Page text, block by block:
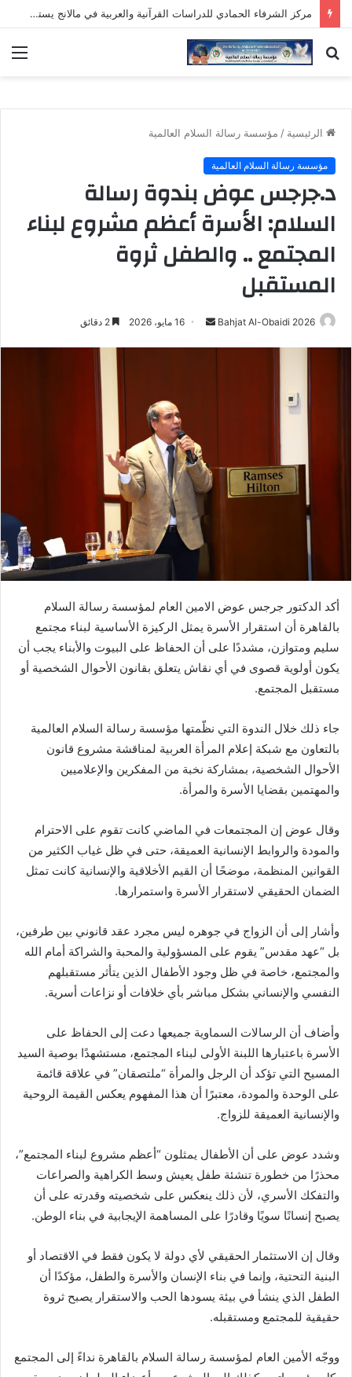
مركز الشرفاء الحمادي للدراسات القرآنية والعربية في مالانج يستهل نشاطه بمناقشة رسالة دكتوراه وافتتاح دورة علمية لمدرسي اللغة العربية
بحث
الرئيسية / مؤسسة رسالة السلام العالمية
مؤسسة رسالة السلام العالمية
د.جرجس عوض بندوة رسالة
السلام: الأسرة أعظم مشروع لبناء
المجتمع .. والطفل ثروة
المستقبل
Bahjat Al-Obaidi 2026
أرسل 16 مايو، 2026
أكد الدكتور جرجس عوض الامين العام لمؤسسة رسالة السلام
بالقاهرة أن استقرار الأسرة يمثل الركيزة الأساسية لبناء مجتمع
سليم ومتوازن، مشددًا على أن الحفاظ على البيوت والأبناء يجب أن
يكون أولوية قصوى في أي نقاش يتعلق بقانون الأحوال الشخصية أو
مستقبل المجتمع.
جاء ذلك خلال الندوة التي نظّمتها مؤسسة رسالة السلام العالمية
بالتعاون مع شبكة إعلام المرأة العربية لمناقشة مشروع قانون
الأحوال الشخصية، بمشاركة نخبة من المفكرين والإعلاميين
والمهتمين بقضايا الأسرة والمرأة.
وقال عوض إن المجتمعات في الماضي كانت تقوم على الاحترام
والمودة والروابط الإنسانية العميقة، حتى في ظل غياب الكثير من
القوانين المنظمة، موضحًا أن القيم الأخلاقية والإنسانية كانت تمثل
الضمان الحقيقي لاستقرار الأسرة واستمرارها.
وأشار إلى أن الزواج في جوهره ليس مجرد عقد قانوني بين طرفين،
بل “عهد مقدس” يقوم على المسؤولية والمحبة والشراكة أمام الله
والمجتمع، خاصة في ظل وجود الأطفال الذين يتأثر مستقبلهم
النفسي والإنساني بشكل مباشر بأي خلافات أو نزاعات أسرية.
وأضاف أن الرسالات السماوية جميعها دعت إلى الحفاظ على
الأسرة باعتبارها اللبنة الأولى لبناء المجتمع، مستشهدًا بوصية السيد
المسيح التي تؤكد أن الرجل والمرأة “ملتصقان” في علاقة قائمة
على الوحدة والمودة، معتبرًا أن هذا المفهوم يعكس القيمة الروحية
والإنسانية العميقة للزواج.
وشدد عوض على أن الأطفال يمثلون “أعظم مشروع لبناء المجتمع”،
محذرًا من خطورة تنشئة طفل يعيش وسط الكراهية والصراعات
والتفكك الأسري، لأن ذلك ينعكس على شخصيته وقدرته على أن
يصبح إنسانًا سويًا وقادرًا على المساهمة الإيجابية في بناء الوطن.
وقال إن الاستثمار الحقيقي لأي دولة لا يكون فقط في الاقتصاد أو
البنية التحتية، وإنما في بناء الإنسان والأسرة والطفل، مؤكدًا أن
الطفل الذي ينشأ في بيئة يسودها الحب والاستقرار يصبح ثروة
حقيقية للمجتمع ومستقبله.
ووجّه الأمين العام لمؤسسة رسالة السلام بالقاهرة نداءً إلى المجتمع